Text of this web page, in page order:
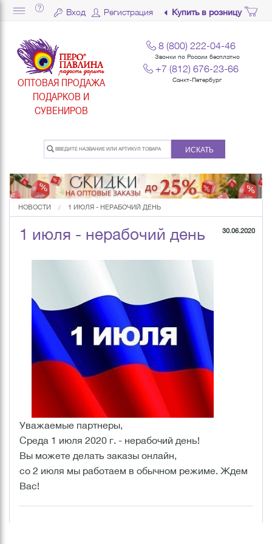
Вход Регистрация Купить в розницу
ОПТОВАЯ ПРОДАЖА
ПОДАРКОВ И
СУВЕНИРОВ
8 (800) 222-04-46
Звонки по России бесплатно
+7 (812) 676-23-66
Санкт-Петербург
ИСКАТЬ
НОВОСТИ 1 ИЮЛЯ - НЕРАБОЧИЙ ДЕНЬ
1 июля - нерабочий день 30.06.2020
Уважаемые партнеры,
Среда 1 июля 2020 г. - нерабочий день!
Вы можете делать заказы онлайн,
со 2 июля мы работаем в обычном режиме. Ждем
Вас!